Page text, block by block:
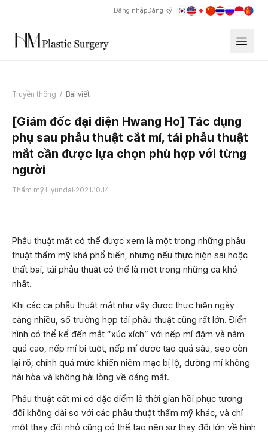
Đăng nhậpĐăng ký
Truyền thông / Bài viết
[Giám đốc đại diện Hwang Ho] Tác dụng
phụ sau phẫu thuật cắt mí, tái phẫu thuật
mắt cần được lựa chọn phù hợp với từng
người
Thẩm mỹ Hyundai·2021.10.14
Phẫu thuật mắt có thể được xem là một trong những phẫu
thuật thẩm mỹ khá phổ biến, nhưng nếu thực hiện sai hoặc
thất bại, tái phẫu thuật có thể là một trong những ca khó
nhất.
Khi các ca phẫu thuật mắt như vậy được thực hiện ngày
càng nhiều, số trường hợp tái phẫu thuật cũng rất lớn. Điển
hình có thể kể đến mắt “xúc xích” với nếp mí đậm và nằm
quá cao, nếp mí bị tuột, nếp mí được tạo quá sâu, sẹo còn
lại rõ, chỉnh quá mức khiến niêm mạc bị lộ, đường mí không
hài hòa và không hài lòng về dáng mắt.
Phẫu thuật cắt mí có đặc điểm là thời gian hồi phục tương
đối không dài so với các phẫu thuật thẩm mỹ khác, và chỉ
một thay đổi nhỏ cũng có thể tạo nên sự thay đổi lớn về hình